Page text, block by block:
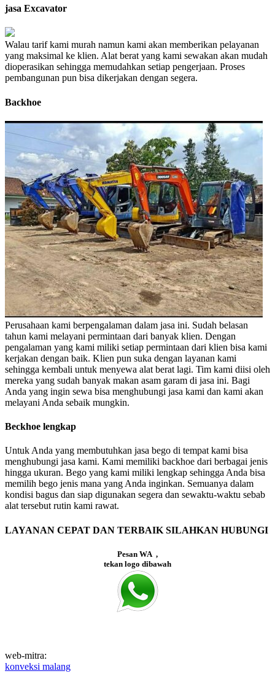
jasa Excavator
Walau tarif kami murah namun kami akan memberikan pelayanan
yang maksimal ke klien. Alat berat yang kami sewakan akan mudah
dioperasikan sehingga memudahkan setiap pengerjaan. Proses
pembangunan pun bisa dikerjakan dengan segera.
Backhoe
Perusahaan kami berpengalaman dalam jasa ini. Sudah belasan
tahun kami melayani permintaan dari banyak klien. Dengan
pengalaman yang kami miliki setiap permintaan dari klien bisa kami
kerjakan dengan baik. Klien pun suka dengan layanan kami
sehingga kembali untuk menyewa alat berat lagi. Tim kami diisi oleh
mereka yang sudah banyak makan asam garam di jasa ini. Bagi
Anda yang ingin sewa bisa menghubungi jasa kami dan kami akan
melayani Anda sebaik mungkin.
Beckhoe lengkap
Untuk Anda yang membutuhkan jasa bego di tempat kami bisa
menghubungi jasa kami. Kami memiliki backhoe dari berbagai jenis
hingga ukuran. Bego yang kami miliki lengkap sehingga Anda bisa
memilih bego jenis mana yang Anda inginkan. Semuanya dalam
kondisi bagus dan siap digunakan segera dan sewaktu-waktu sebab
alat tersebut rutin kami rawat.
LAYANAN CEPAT DAN TERBAIK SILAHKAN HUBUNGI
Pesan WA ,
tekan logo dibawah
web-mitra:
konveksi malang